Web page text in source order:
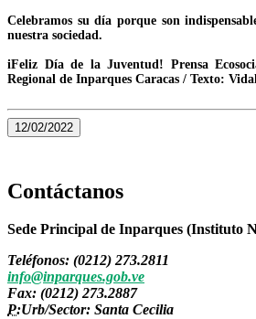
Celebramos su día porque son
nuestra sociedad.
iFeliz Día de la Juventud! Prensa
Regional de Inparques Caracas / Texto:
12/02/2022
Contáctanos
Sede Principal de Inparques (Instituto
Teléfonos: (0212) 273.2811
info@inparques.gob.ve
Fax: (0212) 273.2887
P:Urb/Sector: Santa Cecilia